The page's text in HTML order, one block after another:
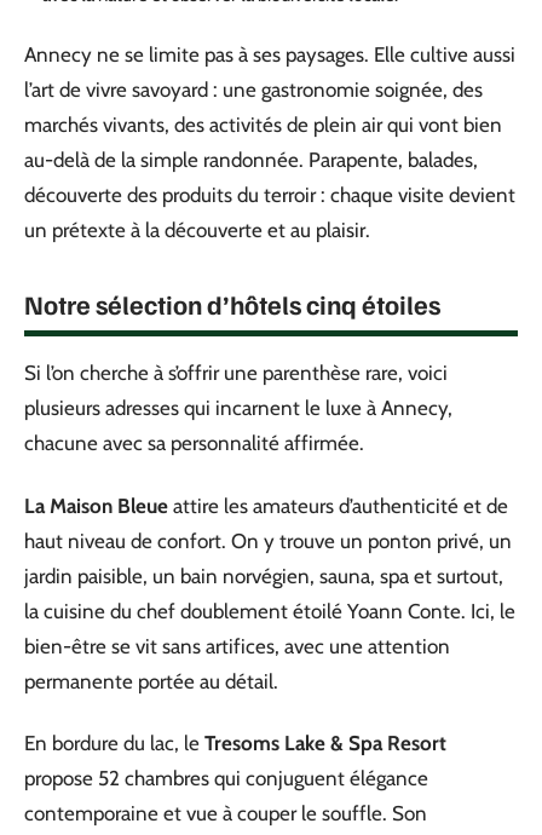
Annecy ne se limite pas à ses paysages. Elle cultive aussi
l’art de vivre savoyard : une gastronomie soignée, des
marchés vivants, des activités de plein air qui vont bien
au-delà de la simple randonnée. Parapente, balades,
découverte des produits du terroir : chaque visite devient
un prétexte à la découverte et au plaisir.
Notre sélection d’hôtels cinq étoiles
Si l’on cherche à s’offrir une parenthèse rare, voici
plusieurs adresses qui incarnent le luxe à Annecy,
chacune avec sa personnalité affirmée.
La Maison Bleue attire les amateurs d’authenticité et de
haut niveau de confort. On y trouve un ponton privé, un
jardin paisible, un bain norvégien, sauna, spa et surtout,
la cuisine du chef doublement étoilé Yoann Conte. Ici, le
bien-être se vit sans artifices, avec une attention
permanente portée au détail.
En bordure du lac, le Tresoms Lake & Spa Resort
propose 52 chambres qui conjuguent élégance
contemporaine et vue à couper le souffle. Son